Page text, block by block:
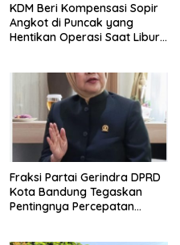
KDM Beri Kompensasi Sopir
Angkot di Puncak yang
Hentikan Operasi Saat Libur
Fraksi Partai Gerindra DPRD
Kota Bandung Tegaskan
Pentingnya Percepatan